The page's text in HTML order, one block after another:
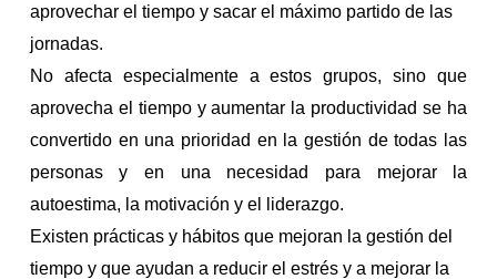
aprovechar el tiempo y sacar el máximo partido de las
jornadas.
No afecta especialmente a estos grupos, sino que
aprovecha el tiempo y aumentar la productividad se ha
convertido en una prioridad en la gestión de todas las
personas y en una necesidad para mejorar la
autoestima, la motivación y el liderazgo.
Existen prácticas y hábitos que mejoran la gestión del
tiempo y que ayudan a reducir el estrés y a mejorar la